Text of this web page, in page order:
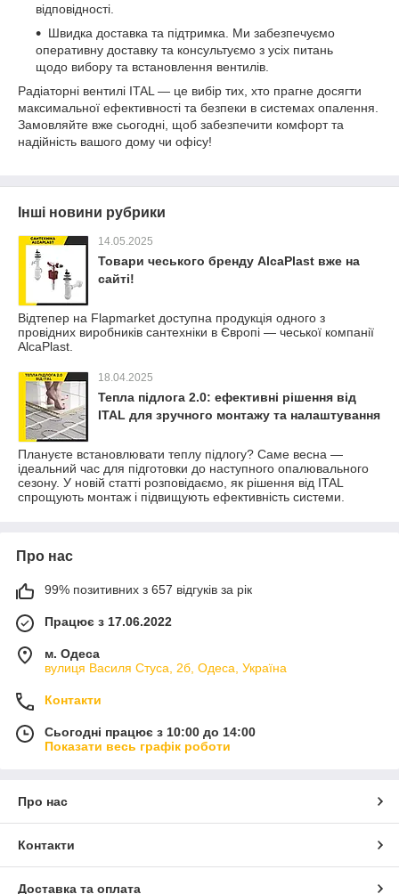
відповідності.
Швидка доставка та підтримка. Ми забезпечуємо
оперативну доставку та консультуємо з усіх питань
щодо вибору та встановлення вентилів.
Радіаторні вентилі ITAL — це вибір тих, хто прагне досягти
максимальної ефективності та безпеки в системах опалення.
Замовляйте вже сьогодні, щоб забезпечити комфорт та
надійність вашого дому чи офісу!
Інші новини рубрики
14.05.2025
Товари чеського бренду AlcaPlast вже на
сайті!
Відтепер на Flapmarket доступна продукція одного з
провідних виробників сантехніки в Європі — чеської компанії
AlcaPlast.
18.04.2025
Тепла підлога 2.0: ефективні рішення від
ITAL для зручного монтажу та налаштування
Плануєте встановлювати теплу підлогу? Саме весна —
ідеальний час для підготовки до наступного опалювального
сезону. У новій статті розповідаємо, як рішення від ITAL
спрощують монтаж і підвищують ефективність системи.
Про нас
99% позитивних з 657 відгуків за рік
Працює з 17.06.2022
м. Одеса
вулиця Василя Стуса, 2б, Одеса, Україна
Контакти
Сьогодні працює з 10:00 до 14:00
Показати весь графік роботи
Про нас
Контакти
Доставка та оплата